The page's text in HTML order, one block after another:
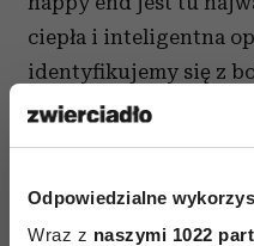
Odpowiedzialne
Wraz z naszymi 1022
ciepła i inteligentna
identyfikujemy się z
trzymamy za nich
Obraz zyskał uznanie